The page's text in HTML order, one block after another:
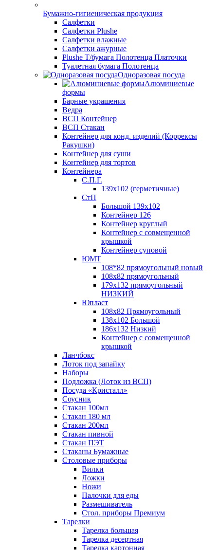
Бумажно-гигиеническая продукция
Салфетки
Салфетки Plushe
Салфетки влажные
Салфетки ажурные
Plushe Т/бумага Полотенца Платочки
Туалетная бумага Полотенца
Одноразовая посуда
Алюминиевые
формы
Барные украшения
Ведра
ВСП Контейнер
ВСП Стакан
Контейнер для конд. изделий (Коррексы
Ракушки)
Контейнер для суши
Контейнер для тортов
Контейнера
С.П.Г.
139х102 (герметичные)
СтП
Большой 139х102
Контейнер 126
Контейнер круглый
Контейнер с совмещенной
крышкой
Контейнер суповой
ЮМТ
108*82 прямоугольный новый
108х82 прямоугольный
179х132 прямоугольный
НИЗКИЙ
Юпласт
108х82 Прямоугольный
138х102 Большой
186х132 Низкий
Контейнер с совмещенной
крышкой
Ланчбокс
Лоток под запайку
Наборы
Подложка (Лоток из ВСП)
Посуда «Кристалл»
Соусник
Стакан 100мл
Стакан 180 мл
Стакан 200мл
Стакан пивной
Стакан ПЭТ
Стаканы Бумажные
Столовые приборы
Вилки
Ложки
Ножи
Палочки для еды
Размешиватель
Стол. приборы Премиум
Тарелки
Тарелка большая
Тарелка десертная
Тарелка картонная